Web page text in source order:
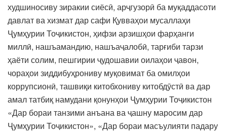
худшиносиву зиракии сиёсӣ, арҷгузорӣ ба муқаддасоти
давлат ва хизмат дар сафи Қувваҳои мусаллаҳи
Ҷумҳурии Тоҷикистон, ҳифзи арзишҳои фарҳанги
миллӣ, нашъамандию, нашъаҷалобӣ, тарғиби тарзи
ҳаёти солим, пешгирии ҷудошавии оилаҳои ҷавон,
чораҳои зиддибуҳрониву муқовимат ба омилҳои
коррупсионӣ, ташвиқи китобхониву китобдӯстӣ ва дар
амал татбиқ намудани қонунҳои Ҷумҳурии Тоҷикистон
«Дар бораи танзими анъана ва ҷашну маросим дар
Ҷумҳурии Тоҷикистон», «Дар бораи масъулияти падару